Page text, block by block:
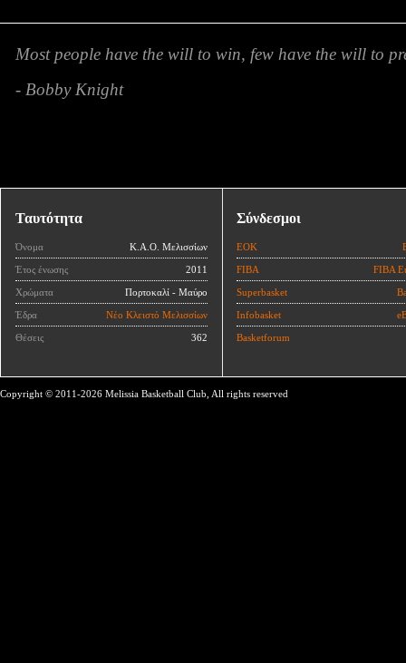
Most people have the will to win, few have the will to
- Bobby Knight
Ταυτότητα
Όνομα Κ.Α.Ο. Μελισσίων
Έτος ένωσης 2011
Χρώματα Πορτοκαλί - Μαύρο
Έδρα Νέο Κλειστό Μελισσίων
Θέσεις 362
Σύνδεσμοι
ΕΟΚ
FIBA FIBA
Superbasket
Infobasket
Basketforum
Copyright © 2011-2026 Melissia Basketball Club, All rights reserved